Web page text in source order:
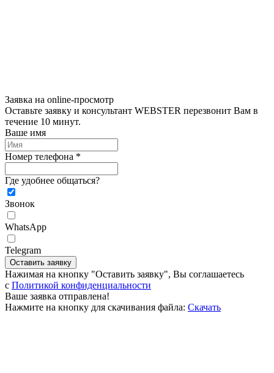
Заявка на online-просмотр
Оставьте заявку и консультант WEBSTER перезвонит Вам в
течение 10 минут.
Ваше имя
Номер телефона *
Где удобнее общаться?
Звонок
WhatsApp
Telegram
Оставить заявку
Нажимая на кнопку "Оставить заявку", Вы соглашаетесь
c Политикой конфиденциальности
Ваше заявка отправлена!
Нажмите на кнопку для скачивания файла: Скачать